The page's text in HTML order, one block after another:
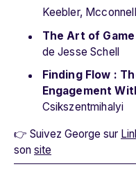
Keebler,
The Art of
de Jesse Schell
Finding Flow :
Engagement
Csikszentmihalyi
👉 Suivez George sur
son site